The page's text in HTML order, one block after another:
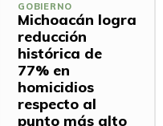
GOBIERNO
Michoacán logra
reducción
histórica de
77% en
homicidios
respecto al
punto más alto